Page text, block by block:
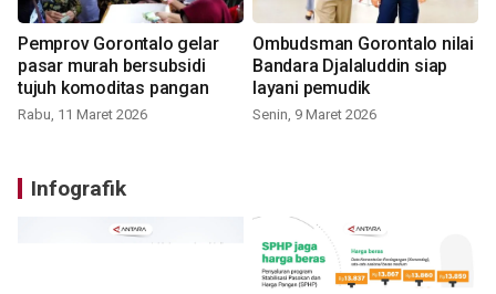
Pemprov Gorontalo gelar
pasar murah bersubsidi
tujuh komoditas pangan
Rabu, 11 Maret 2026
Ombudsman Gorontalo nilai
Bandara Djalaluddin siap
layani pemudik
Senin, 9 Maret 2026
Infografik